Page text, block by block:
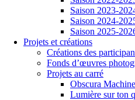
Saison 2023-
Saison 2024-
Saison 2025-
Projets et créations
Créations des
Fonds d’œuvres
Projets au carré
Obscura Machine
Lumière sur ton